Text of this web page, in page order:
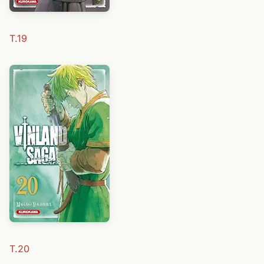
T.19
T.20